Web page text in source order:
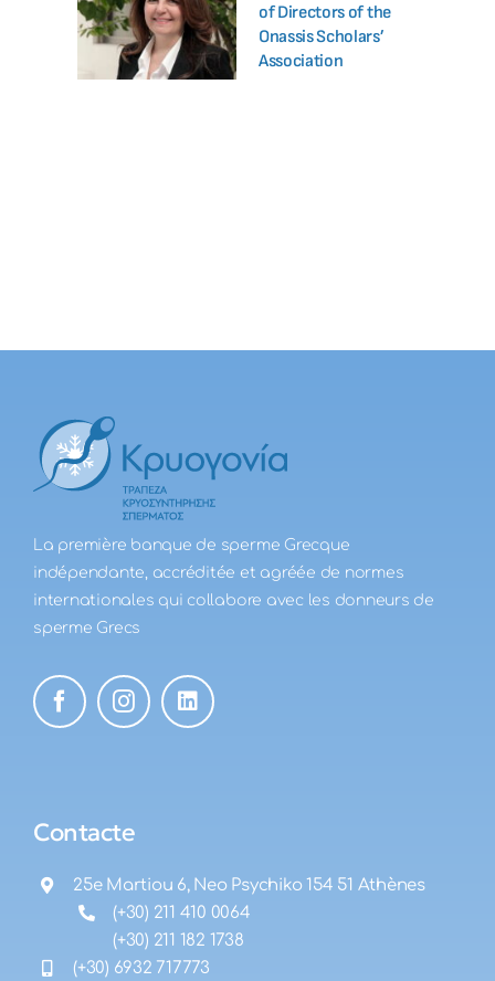
of Directors of the
Onassis Scholars’
Association
La première banque de sperme Grecque
indépendante, accréditée et agréée de normes
internationales qui collabore avec les donneurs de
sperme Grecs
Contacte
25e Martiou 6, Neo Psychiko 154 51 Athènes
(+30) 211 410 0064
(+30) 211 182 1738
(+30) 6932 717773